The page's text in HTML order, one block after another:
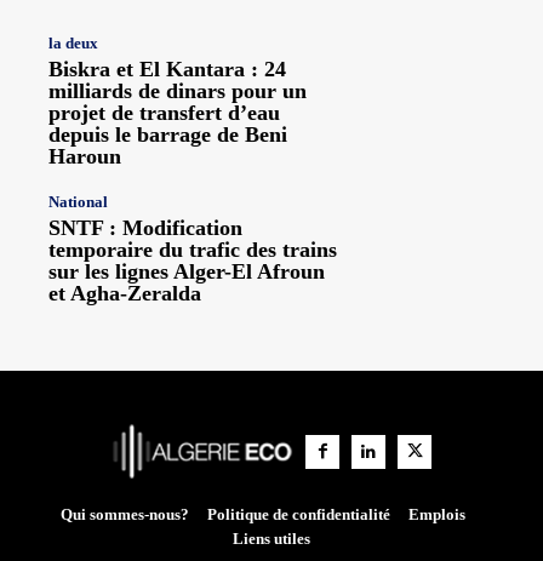
la deux
Biskra et El Kantara : 24
milliards de dinars pour un
projet de transfert d’eau
depuis le barrage de Beni
Haroun
National
SNTF : Modification
temporaire du trafic des trains
sur les lignes Alger-El Afroun
et Agha-Zeralda
Qui sommes-nous? Politique de confidentialité
Emplois
Liens utiles